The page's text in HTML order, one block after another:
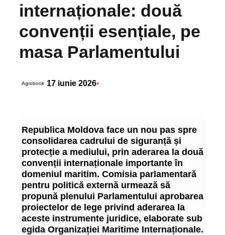
internaționale: două
convenții esențiale, pe
masa Parlamentului
Agrobook 17 iunie 2026•
Republica Moldova face un nou pas spre
consolidarea cadrului de siguranță și
protecție a mediului, prin aderarea la două
convenții internaționale importante în
domeniul maritim. Comisia parlamentară
pentru politică externă urmează să
propună plenului Parlamentului aprobarea
proiectelor de lege privind aderarea la
aceste instrumente juridice, elaborate sub
egida Organizației Maritime Internaționale.